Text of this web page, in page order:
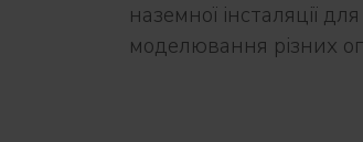
наземної інсталяції
моделювання різних